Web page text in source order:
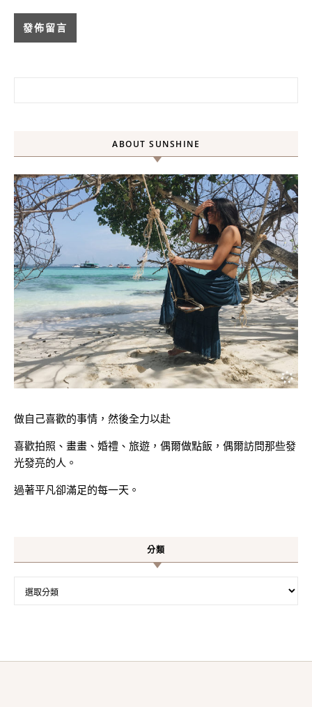
ABOUT SUNSHINE
做自己喜歡的事情，然後全力以赴
喜歡拍照、畫畫、婚禮、旅遊，偶爾做點飯，偶爾訪問那些發
光發亮的人。
過著平凡卻滿足的每一天。
分類